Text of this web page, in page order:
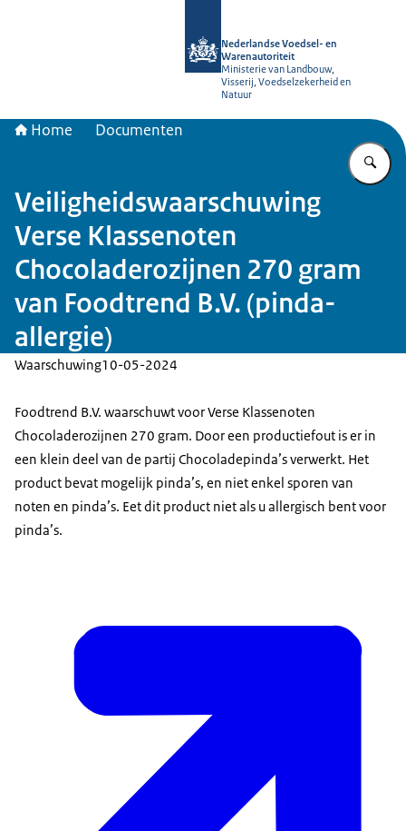
Nederlandse Voedsel- en
Warenautoriteit
Ministerie van Landbouw,
Visserij, Voedselzekerheid en
Natuur
Home Documenten
Veiligheidswaarschuwing
Verse Klassenoten
Chocoladerozijnen 270 gram
van Foodtrend B.V. (pinda-
allergie)
Waarschuwing10-05-2024
Foodtrend B.V. waarschuwt voor Verse Klassenoten
Chocoladerozijnen 270 gram. Door een productiefout is er in
een klein deel van de partij Chocoladepinda’s verwerkt. Het
product bevat mogelijk pinda’s, en niet enkel sporen van
noten en pinda’s. Eet dit product niet als u allergisch bent voor
pinda’s.